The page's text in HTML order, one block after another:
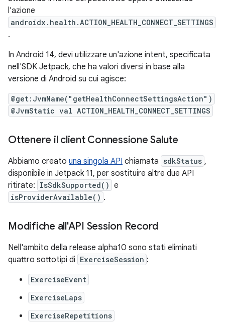
l'azione
androidx.health.ACTION_HEALTH_CONNECT_SETTINGS
.
In Android 14, devi utilizzare un'azione intent, specificata
nell'SDK Jetpack, che ha valori diversi in base alla
versione di Android su cui agisce:
@get:JvmName("getHealthConnectSettingsAction")
@JvmStatic val ACTION_HEALTH_CONNECT_SETTINGS
Ottenere il client Connessione Salute
Abbiamo creato una singola API chiamata sdkStatus ,
disponibile in Jetpack 11, per sostituire altre due API
ritirate: IsSdkSupported() e
isProviderAvailable() .
Modifiche all'API Session Record
Nell'ambito della release alpha10 sono stati eliminati
quattro sottotipi di ExerciseSession :
ExerciseEvent
ExerciseLaps
ExerciseRepetitions